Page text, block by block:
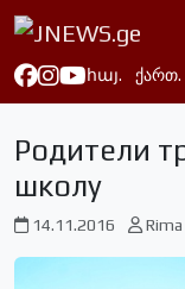
հայ. ქართ.
Родители
школу
14.11.2016